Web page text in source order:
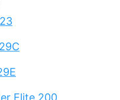
Elite 200